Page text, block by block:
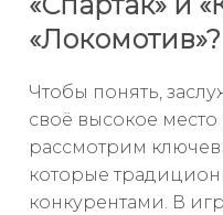
«Локомотив»?
Чтобы понять,
своё высокое
рассмотрим
которые
конкурентами. В